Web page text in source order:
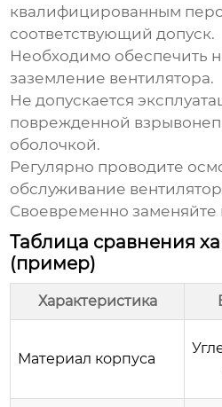
квалифицированным
соответствующий допуск.
Необходимо обеспечить
заземление вентилятора.
Не допускается
поврежденной
оболочкой.
Регулярно проводите
обслуживание
Своевременно
Таблица сравнения
(пример)
Характеристика
Материал корпуса